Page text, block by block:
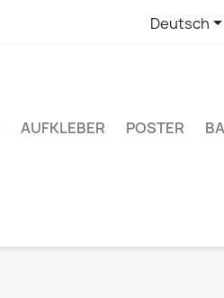
Deutsch
AUFKLEBER POSTER